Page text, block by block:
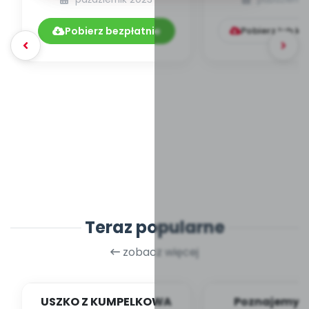
DYDAKTYCZNYCH
10.265/2023
Pobierz bezpłatnie Pobierz lub
Teraz popularne
zobacz więcej
USZKO Z KUMPELKOWA Poznajemy